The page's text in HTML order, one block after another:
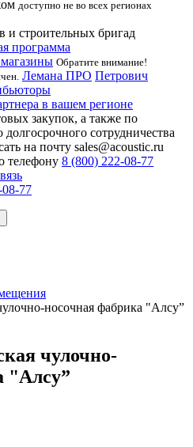
доступно не во всех регионах
и строительных бригад
программа
Обратите внимание!
Лемана ПРО Петрович
в вашем регионе
закупок, а также по
сотрудничества
на почту sales@acoustic.ru
телефону 8 (800) 222-08-77
77
носочная фабрика "Алсу”
чулочно-
"Алсу”